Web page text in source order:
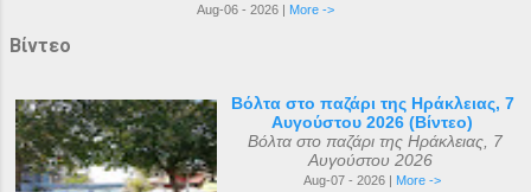
Aug-06 - 2026 | More ->
Βίντεο
Βόλτα στο παζάρι της Ηράκλειας, 7
Αυγούστου 2026 (Βίντεο)
Βόλτα στο παζάρι της Ηράκλειας, 7
Αυγούστου 2026
Aug-07 - 2026 | More ->